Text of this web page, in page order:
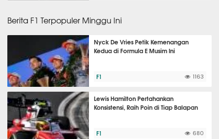
Berita F1 Terpopuler Minggu Ini
Nyck De Vries Petik Kemenangan
Kedua di Formula E Musim Ini
F1 1163
Lewis Hamilton Pertahankan
Konsistensi, Raih Poin di Tiap Balapan
F1 680